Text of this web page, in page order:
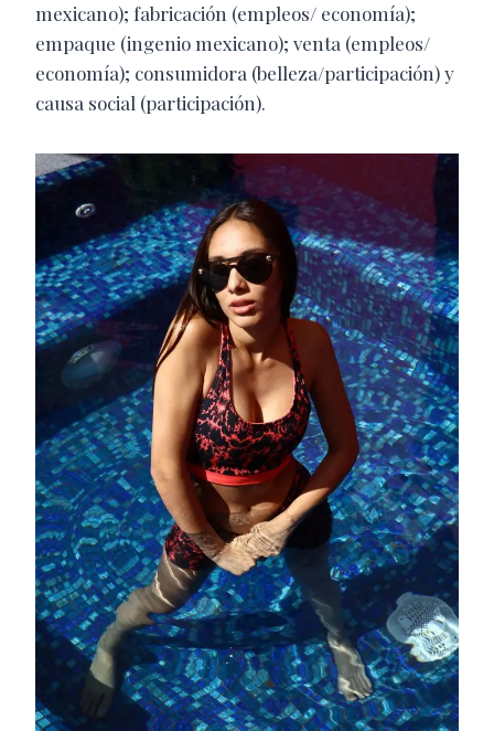
mexicano); fabricación (empleos/ economía);
empaque (ingenio mexicano); venta (empleos/
economía); consumidora (belleza/participación) y
causa social (participación).